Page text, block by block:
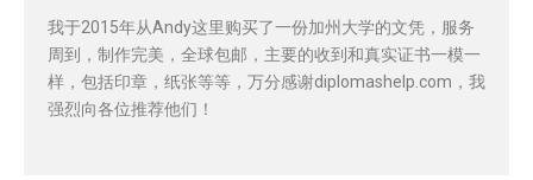
我于2015年从Andy这里购买了一份加州大学的文凭，服务
周到，制作完美，全球包邮，主要的收到和真实证书一模一
样，包括印章，纸张等等，万分感谢diplomashelp.com，我
强烈向各位推荐他们！